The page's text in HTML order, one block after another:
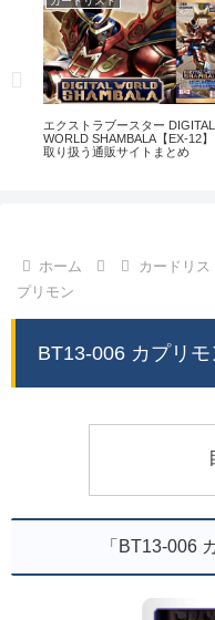
エクストラブースター DIGITAL
WORLD SHAMBALA【EX-12】
取り扱う通販サイトまとめ
ホーム カードリス
プリモン
BT13-006 カプリモ
「BT13-006